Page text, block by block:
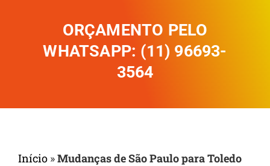
ORÇAMENTO PELO
WHATSAPP: (11) 96693-
3564
Início »Mudanças de São Paulo para Toledo